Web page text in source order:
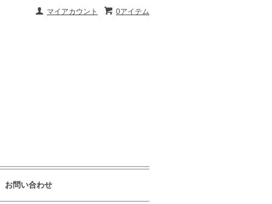
0アイテム
マイアカウント
お問い合わせ